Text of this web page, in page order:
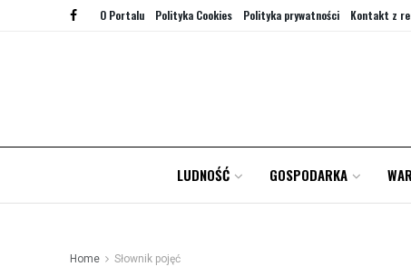
O Portalu Polityka Cookies Polityka prywatności Kontakt z
LUDNOŚĆ GOSPODARKA
Home Słownik pojęć